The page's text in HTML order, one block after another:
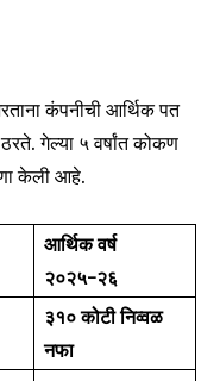
कंपनीची आर्थिक पत
गेल्या ५ वर्षांत कोकण
केली आहे.
आर्थिक वर्ष
२०२५-२६
₹३१० कोटी निव्वळ
नफा